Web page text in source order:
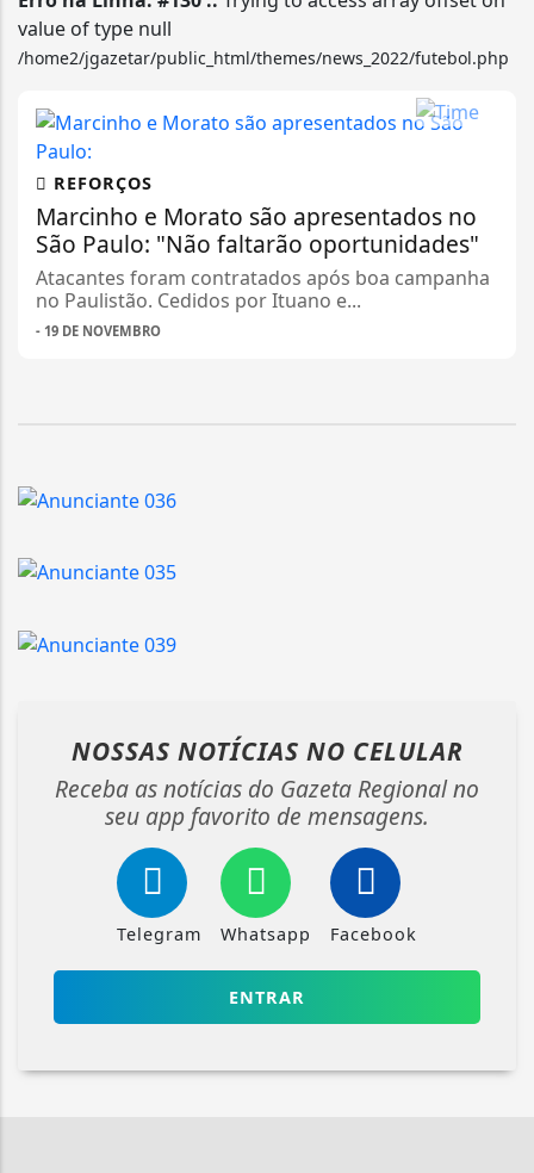
value of type null
/home2/jgazetar/public_html/themes/news_2022/futebol.php
REFORÇOS
Marcinho e Morato são apresentados no
São Paulo: "Não faltarão oportunidades"
Atacantes foram contratados após boa campanha
no Paulistão. Cedidos por Ituano e...
- 19 DE NOVEMBRO
NOSSAS NOTÍCIAS NO CELULAR
Receba as notícias do Gazeta Regional no
seu app favorito de mensagens.
Telegram Whatsapp Facebook
ENTRAR